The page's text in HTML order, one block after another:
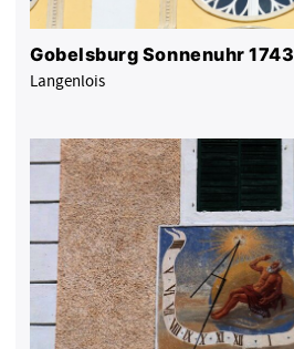
Gobelsburg Sonnenuhr 1743
Langenlois